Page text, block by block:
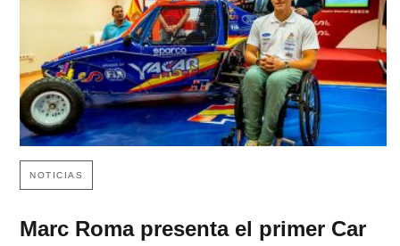
NOTICIAS
Marc Roma presenta el primer Car